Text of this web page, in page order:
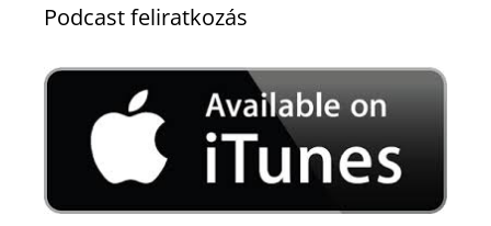
Podcast feliratkozás